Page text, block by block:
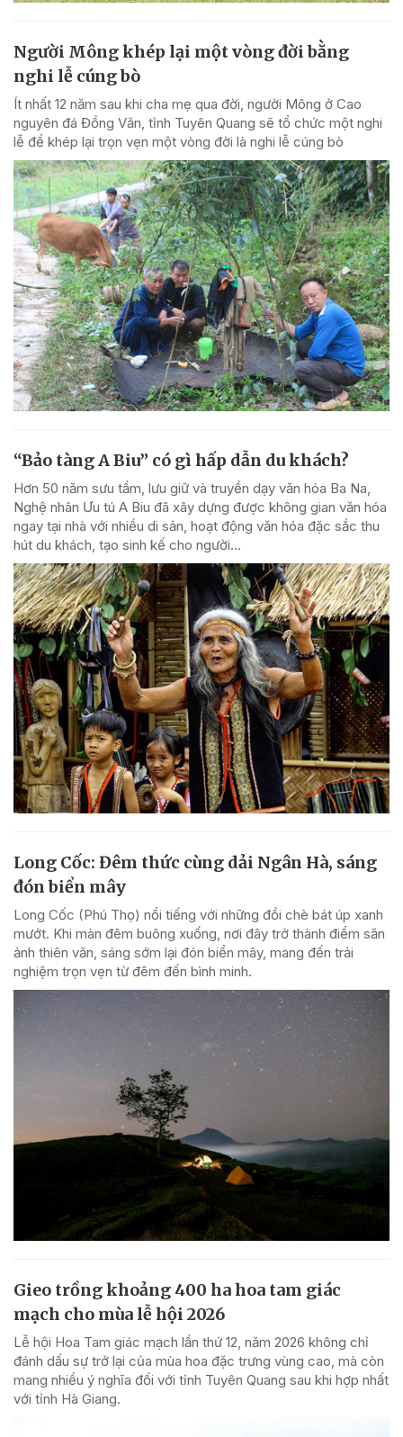
Người Mông khép lại một vòng đời bằng
nghi lễ cúng bò
Ít nhất 12 năm sau khi cha mẹ qua đời, người Mông ở Cao
nguyên đá Đồng Văn, tỉnh Tuyên Quang sẽ tổ chức một nghi
lễ để khép lại trọn vẹn một vòng đời là nghi lễ cúng bò
“Bảo tàng A Biu” có gì hấp dẫn du khách?
Hơn 50 năm sưu tầm, lưu giữ và truyền dạy văn hóa Ba Na,
Nghệ nhân Ưu tú A Biu đã xây dựng được không gian văn hóa
ngay tại nhà với nhiều di sản, hoạt động văn hóa đặc sắc thu
hút du khách, tạo sinh kế cho người...
Long Cốc: Đêm thức cùng dải Ngân Hà, sáng
đón biển mây
Long Cốc (Phú Thọ) nổi tiếng với những đồi chè bát úp xanh
mướt. Khi màn đêm buông xuống, nơi đây trở thành điểm săn
ảnh thiên văn, sáng sớm lại đón biển mây, mang đến trải
nghiệm trọn vẹn từ đêm đến bình minh.
Gieo trồng khoảng 400 ha hoa tam giác
mạch cho mùa lễ hội 2026
Lễ hội Hoa Tam giác mạch lần thứ 12, năm 2026 không chỉ
đánh dấu sự trở lại của mùa hoa đặc trưng vùng cao, mà còn
mang nhiều ý nghĩa đối với tỉnh Tuyên Quang sau khi hợp nhất
với tỉnh Hà Giang.